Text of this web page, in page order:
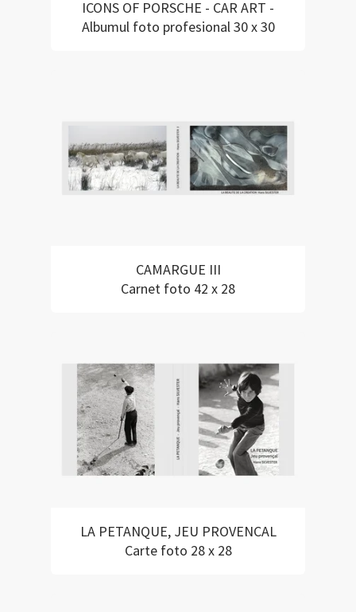
ICONS OF PORSCHE - CAR ART -
Albumul foto profesional 30 x 30
CAMARGUE III
Carnet foto 42 x 28
LA PETANQUE, JEU PROVENCAL
Carte foto 28 x 28